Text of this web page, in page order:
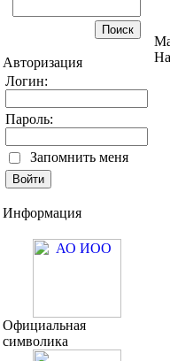
Авторизация
Логин:
Пароль:
Запомнить меня
Информация
Официальная
символика